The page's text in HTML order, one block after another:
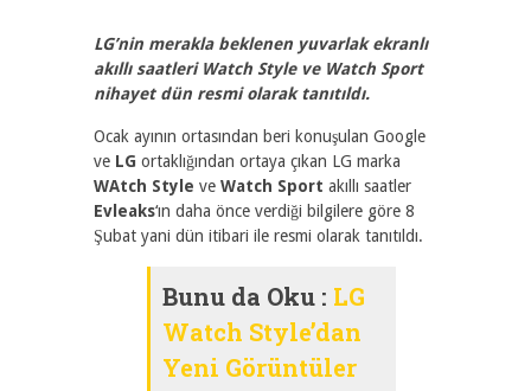
LG’nin merakla beklenen yuvarlak ekranlı
akıllı saatleri Watch Style ve Watch Sport
nihayet dün resmi olarak tanıtıldı.
Ocak ayının ortasından beri konuşulan Google
ve LG ortaklığından ortaya çıkan LG marka
WAtch Style ve Watch Sport akıllı saatler
Evleaks‘ın daha önce verdiği bilgilere göre 8
Şubat yani dün itibari ile resmi olarak tanıtıldı.
Bunu da Oku : LG
Watch Style’dan
Yeni Görüntüler